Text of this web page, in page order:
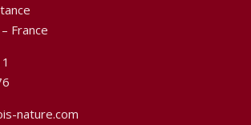
France
nature.com